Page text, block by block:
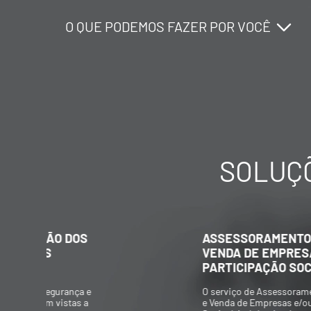
O QUE PODEMOS FAZER POR VOCÊ
O QUE PODEMOS FAZER POR VOCÊ
O QUE PODEMOS FAZER POR VOCÊ
ASSESSORAMENTO NA COMPRA E
VENDA DE EMPRESAS E/OU
PARTICIPAÇÃO SOCIETÁRIA
O serviço de Assessoramento na Compra
e Venda de Empresas e/ou Participação